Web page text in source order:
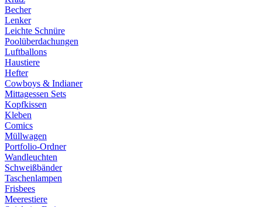
Becher
Lenker
Leichte Schnüre
Poolüberdachungen
Luftballons
Haustiere
Hefter
Cowboys & Indianer
Mittagessen Sets
Kopfkissen
Kleben
Comics
Müllwagen
Portfolio-Ordner
Wandleuchten
Schweißbänder
Taschenlampen
Frisbees
Meerestiere